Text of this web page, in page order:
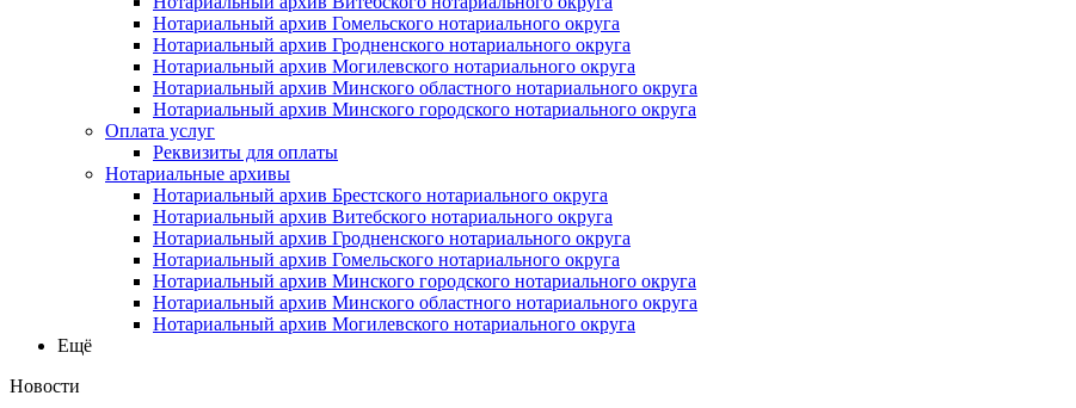
Нотариальный архив Гомельского нотариального округа
Нотариальный архив Гродненского нотариального округа
Нотариальный архив Могилевского нотариального округа
Нотариальный архив Минского областного нотариального округа
Нотариальный архив Минского городского нотариального округа
Оплата услуг
Реквизиты для оплаты
Нотариальные архивы
Нотариальный архив Брестского нотариального округа
Нотариальный архив Витебского нотариального округа
Нотариальный архив Гродненского нотариального округа
Нотариальный архив Гомельского нотариального округа
Нотариальный архив Минского городского нотариального округа
Нотариальный архив Минского областного нотариального округа
Нотариальный архив Могилевского нотариального округа
Ещё
Новости